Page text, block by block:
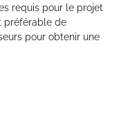
requis pour le projet
préférable de
pour obtenir une